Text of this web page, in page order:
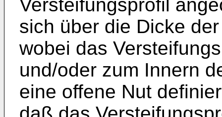
Versteifungsprofil
sich über die Dicke
wobei das
und/oder zum Innern
eine offene Nut